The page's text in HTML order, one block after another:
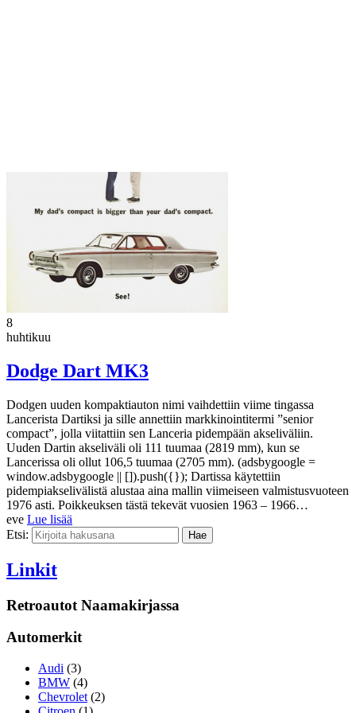
8
huhtikuu
Dodge Dart MK3
Dodgen uuden kompaktiauton nimi vaihdettiin viime tingassa
Lancerista Dartiksi ja sille annettiin markkinointitermi ”senior
compact”, jolla viitattiin sen Lanceria pidempään akseliväliin.
Uuden Dartin akseliväli oli 111 tuumaa (2819 mm), kun se
Lancerissa oli ollut 106,5 tuumaa (2705 mm). (adsbygoogle =
window.adsbygoogle || []).push({}); Dartissa käytettiin
pidempiakselivälistä alustaa aina mallin viimeiseen valmistusvuoteen
1976 asti. Poikkeuksen tästä tekevät vuosien 1963 – 1966…
eve Lue lisää
Etsi:
Linkit
Retroautot Naamakirjassa
Automerkit
Audi (3)
BMW (4)
Chevrolet (2)